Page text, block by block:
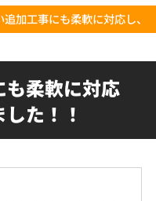
追加工事にも柔軟に対応し、
柔軟に対応
た！！